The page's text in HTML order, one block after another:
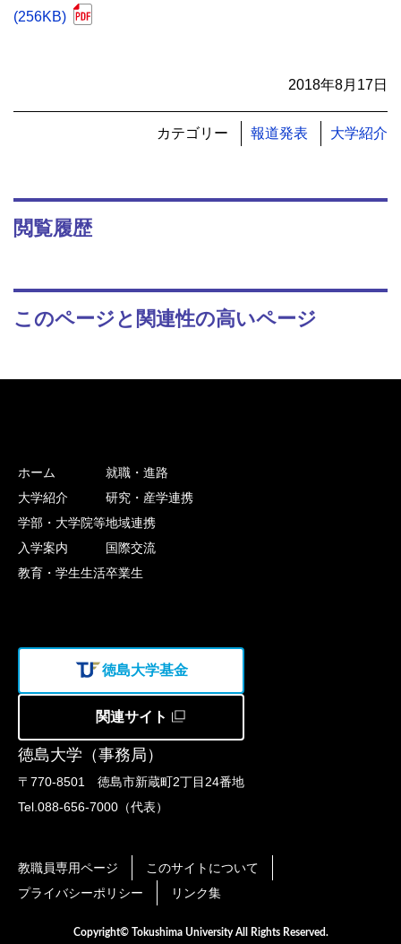
(256KB)
2018年8月17日
カテゴリー 報道発表 大学紹介
閲覧履歴
このページと関連性の高いページ
徳島大学（事務局）
〒770-8501 徳島市新蔵町2丁目24番地
Tel.088-656-7000（代表）
ホーム
大学紹介
学部・大学院等
入学案内
教育・学生生活
就職・進路
研究・産学連携
地域連携
国際交流
卒業生
徳島大学基金
関連サイト
教職員専用ページ
このサイトについて
プライバシーポリシー
リンク集
Copyright© Tokushima University All Rights Reserved.